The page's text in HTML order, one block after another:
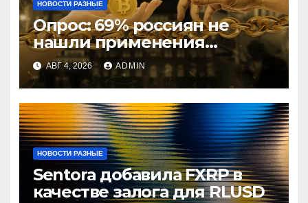
НОВОСТИ РАЗНЫЕ
Опрос: 69% россиян не
нашли применения
криптовалютам
АВГ 4, 2026 ADMIN
НОВОСТИ РАЗНЫЕ
Sentora добавила FXRP в
качестве залога для RLUSD